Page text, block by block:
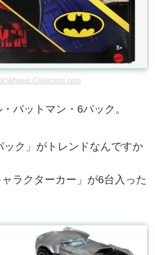
Wheels Collectors.com
バットマン・6パック。
ク」がトレンドなんですか
ラクターカー」が6台入った